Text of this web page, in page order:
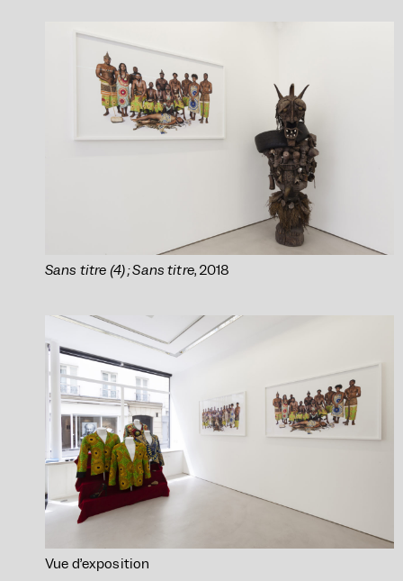
Sans titre (4) ; Sans titre, 2018
Vue d’exposition